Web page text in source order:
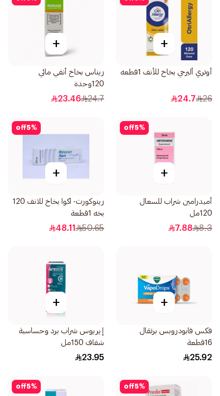
+
أوتري أليرجي بخاخ للأنف 1قطعه
26
24.7
+
ريناس بخاخ أنفي مائي
120وحدة
24.7
23.46
5%
off
+
أميدرامين شراب للسعال
120مل
8.3
7.88
5%
off
+
رينوكورت- اكوا بخاخ للانف 120
بخه 1قطعة
50.65
48.11
+
فكس فابودروبس برتقال
16قطعة
25.92
+
إيريوس شراب برد وحساسية
شفاف 150مل
23.95
5%
off
5%
off